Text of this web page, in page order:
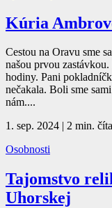
Kúria
Cestou na Oravu sme
našou prvou
hodiny. Pani
nečakala. Boli sme
nám....
1. sep. 2024 | 2 min.
Osobnosti
Tajomstvo
Uhorskej